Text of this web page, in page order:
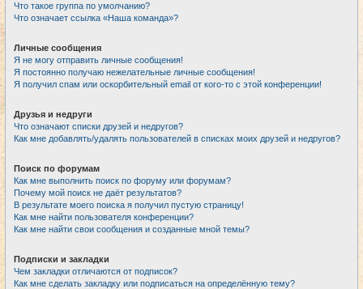
Что такое группа по умолчанию?
Что означает ссылка «Наша команда»?
Личные сообщения
Я не могу отправить личные сообщения!
Я постоянно получаю нежелательные личные сообщения!
Я получил спам или оскорбительный email от кого-то с этой конференции!
Друзья и недруги
Что означают списки друзей и недругов?
Как мне добавлять/удалять пользователей в списках моих друзей и недругов?
Поиск по форумам
Как мне выполнить поиск по форуму или форумам?
Почему мой поиск не даёт результатов?
В результате моего поиска я получил пустую страницу!
Как мне найти пользователя конференции?
Как мне найти свои сообщения и созданные мной темы?
Подписки и закладки
Чем закладки отличаются от подписок?
Как мне сделать закладку или подписаться на определённую тему?